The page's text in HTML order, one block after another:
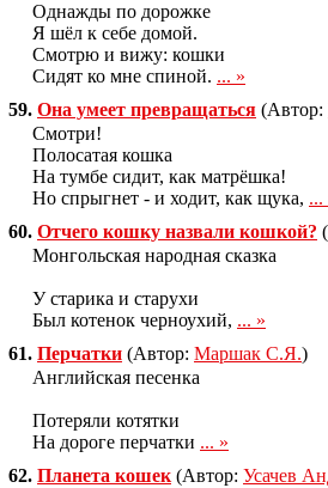
Однажды по дорожке
Я шёл к себе домой.
Смотрю и вижу: кошки
Сидят ко мне спиной. ... »
59. Она умеет превращаться (Автор:
Смотри!
Полосатая кошка
На тумбе сидит, как матрёшка!
Но спрыгнет - и ходит, как щука, ...
60. Отчего кошку назвали кошкой?
Монгольская народная сказка
У старика и старухи
Был котенок черноухий, ... »
61. Перчатки (Автор: Маршак С.Я.)
Английская песенка
Потеряли котятки
На дороге перчатки ... »
62. Планета кошек (Автор: Усачев